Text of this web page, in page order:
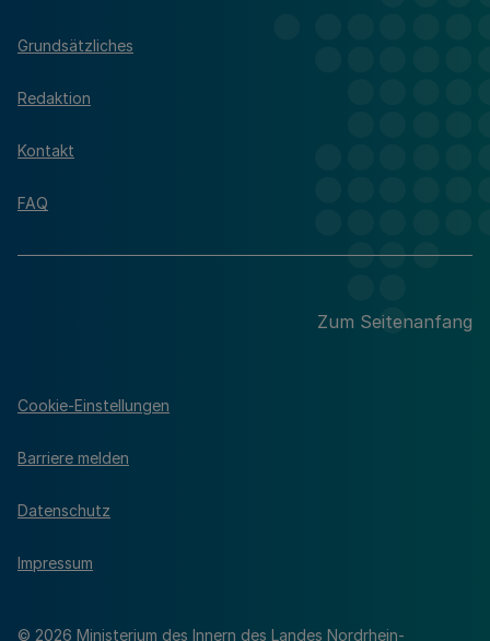
Grundsätzliches
Redaktion
Kontakt
FAQ
Zum Seitenanfang
© 2026 Ministerium des Innern des Landes Nordrhein-
Cookie-Einstellungen
Barriere melden
Datenschutz
Impressum